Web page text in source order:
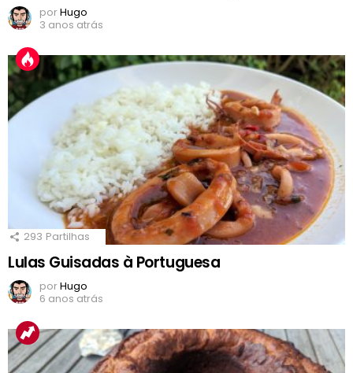
porHugo
3 anos atrás
293 Partilhas
Lulas Guisadas à Portuguesa
porHugo
6 anos atrás